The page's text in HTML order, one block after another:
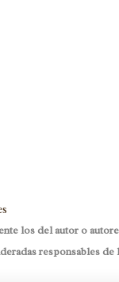
los del autor o
responsables de